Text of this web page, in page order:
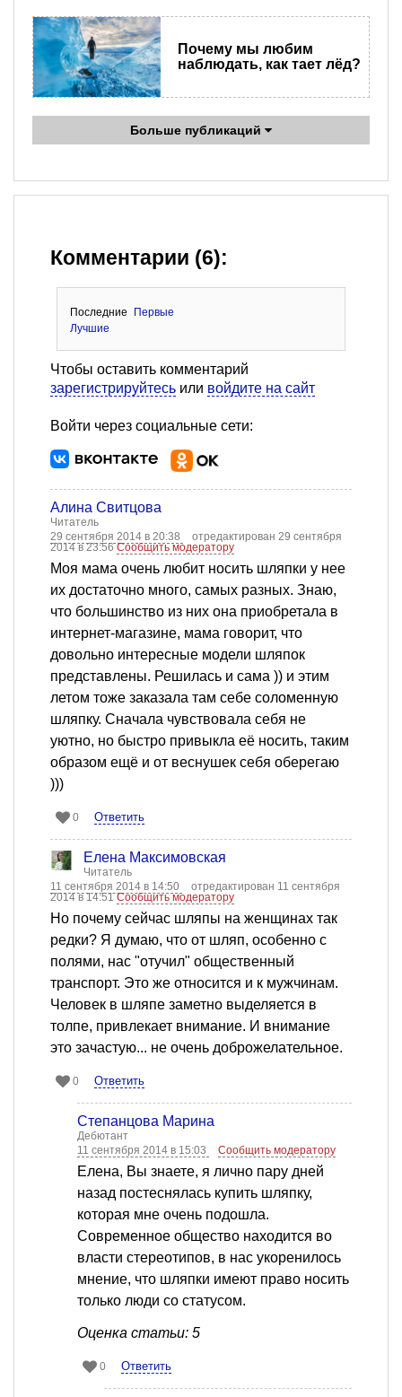
Почему мы любим
наблюдать, как тает лёд?
Больше публикаций
Комментарии (6):
Последние
Первые
Лучшие
Чтобы оставить комментарий
зарегистрируйтесь или войдите на сайт
Войти через социальные сети:
Алина Свитцова
Читатель
29 сентября 2014 в 20:38
отредактирован 29 сентября
2014 в 23:56Сообщить модератору
Моя мама очень любит носить шляпки у нее
их достаточно много, самых разных. Знаю,
что большинство из них она приобретала в
интернет-магазине, мама говорит, что
довольно интересные модели шляпок
представлены. Решилась и сама )) и этим
летом тоже заказала там себе соломенную
шляпку. Сначала чувствовала себя не
уютно, но быстро привыкла её носить, таким
образом ещё и от веснушек себя оберегаю
)))
0 Ответить
Елена Максимовская
Читатель
11 сентября 2014 в 14:50
отредактирован 11 сентября
2014 в 14:51Сообщить модератору
Но почему сейчас шляпы на женщинах так
редки? Я думаю, что от шляп, особенно с
полями, нас "отучил" общественный
транспорт. Это же относится и к мужчинам.
Человек в шляпе заметно выделяется в
толпе, привлекает внимание. И внимание
это зачастую... не очень доброжелательное.
0 Ответить
Степанцова Марина
Дебютант
11 сентября 2014 в 15:03
Сообщить модератору
Елена, Вы знаете, я лично пару дней
назад постеснялась купить шляпку,
которая мне очень подошла.
Современное общество находится во
власти стереотипов, в нас укоренилось
мнение, что шляпки имеют право носить
только люди со статусом.
Оценка статьи: 5
0 Ответить